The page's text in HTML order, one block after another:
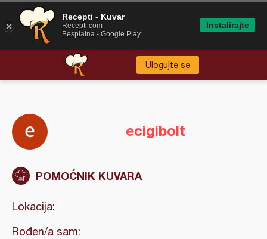
Ulogujte se
ecigibolt
POMOĆNIK KUVARA
Lokacija:
Rođen/a sam:
Recepti - Kuvar
Recepti.com
Besplatna - Google Play
Instalirajte